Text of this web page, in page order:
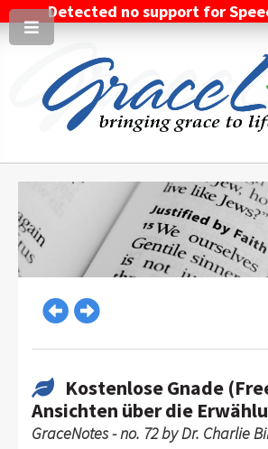
Detected no support for
Kostenlose Gnade
Ansichten über die
GraceNotes - no. 72 by Dr. Charlie